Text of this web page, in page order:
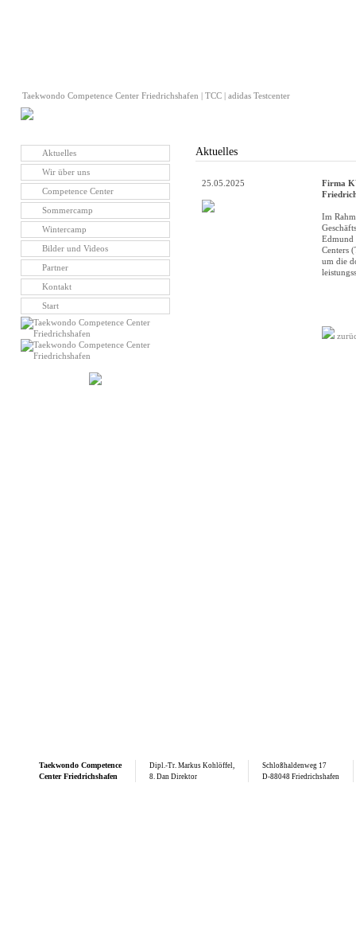
Taekwondo Competence Center Friedrichshafen | TCC | adidas Testcenter
Aktuelles
Wir über uns
Competence Center
Sommercamp
Wintercamp
Bilder und Videos
Partner
Kontakt
Start
Aktuelles
25.05.2025
Firma
Im
Edmund
Centers
um die
Taekwondo Competence
Center Friedrichshafen
Dipl.-Tr. Markus Kohlöffel,
8. Dan Direktor
Schloßhaldenweg 17
D-88048 Friedrichshafen